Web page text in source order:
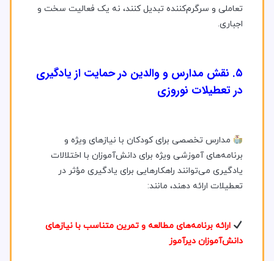
تعاملی و سرگرم‌کننده تبدیل کنند، نه یک فعالیت سخت و
اجباری.
۵. نقش مدارس و والدین در حمایت از یادگیری
در تعطیلات نوروزی
مدارس تخصصی برای کودکان با نیازهای ویژه و
برنامه‌های آموزشی ویژه برای دانش‌آموزان با اختلالات
یادگیری می‌توانند راهکارهایی برای یادگیری مؤثر در
تعطیلات ارائه دهند، مانند:
ارائه برنامه‌های مطالعه و تمرین متناسب با نیازهای
دانش‌آموزان دیرآموز